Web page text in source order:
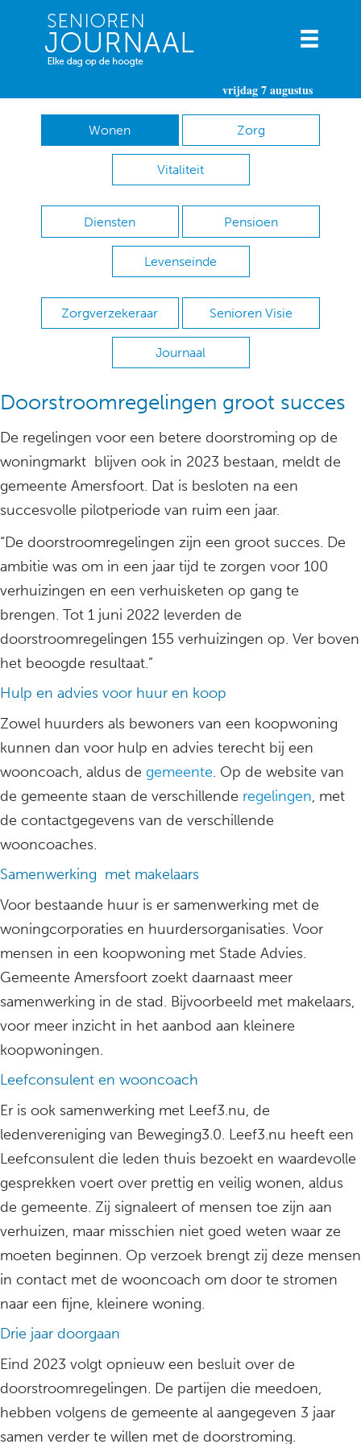
vrijdag 7 augustus
Wonen Zorg
Vitaliteit
Diensten Pensioen
Levenseinde
Zorgverzekeraar Senioren Visie
Journaal
Doorstroomregelingen groot succes
De regelingen voor een betere doorstroming op de
woningmarkt blijven ook in 2023 bestaan, meldt de
gemeente Amersfoort. Dat is besloten na een
succesvolle pilotperiode van ruim een jaar.
“De doorstroomregelingen zijn een groot succes. De
ambitie was om in een jaar tijd te zorgen voor 100
verhuizingen en een verhuisketen op gang te
brengen. Tot 1 juni 2022 leverden de
doorstroomregelingen 155 verhuizingen op. Ver boven
het beoogde resultaat.”
Hulp en advies voor huur en koop
Zowel huurders als bewoners van een koopwoning
kunnen dan voor hulp en advies terecht bij een
wooncoach, aldus de gemeente. Op de website van
de gemeente staan de verschillende regelingen, met
de contactgegevens van de verschillende
wooncoaches.
Samenwerking met makelaars
Voor bestaande huur is er samenwerking met de
woningcorporaties en huurdersorganisaties. Voor
mensen in een koopwoning met Stade Advies.
Gemeente Amersfoort zoekt daarnaast meer
samenwerking in de stad. Bijvoorbeeld met makelaars,
voor meer inzicht in het aanbod aan kleinere
koopwoningen.
Leefconsulent en wooncoach
Er is ook samenwerking met Leef3.nu, de
ledenvereniging van Beweging3.0. Leef3.nu heeft een
Leefconsulent die leden thuis bezoekt en waardevolle
gesprekken voert over prettig en veilig wonen, aldus
de gemeente. Zij signaleert of mensen toe zijn aan
verhuizen, maar misschien niet goed weten waar ze
moeten beginnen. Op verzoek brengt zij deze mensen
in contact met de wooncoach om door te stromen
naar een fijne, kleinere woning.
Drie jaar doorgaan
Eind 2023 volgt opnieuw een besluit over de
doorstroomregelingen. De partijen die meedoen,
hebben volgens de gemeente al aangegeven 3 jaar
samen verder te willen met de doorstroming.